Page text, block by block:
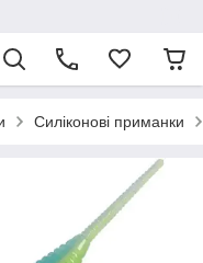
Силіконові приманки